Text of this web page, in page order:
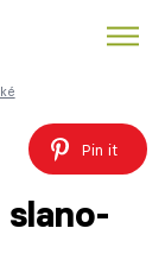
Pin it